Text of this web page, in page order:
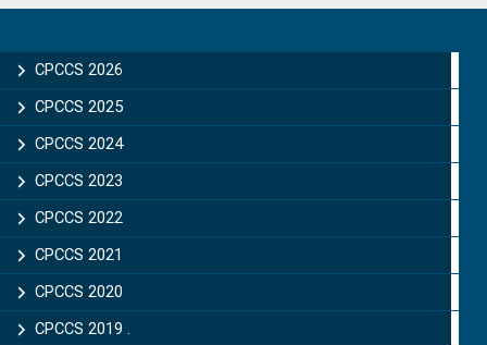
Sidebar
CPCCS 2026
CPCCS 2025
CPCCS 2024
CPCCS 2023
CPCCS 2022
CPCCS 2021
CPCCS 2020
CPCCS 2019 .